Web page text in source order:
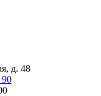
д. 48